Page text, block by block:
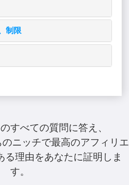
制限
すべての質問に答え、
ニッチで最高のアフィリエ
る理由をあなたに証明しま
す。